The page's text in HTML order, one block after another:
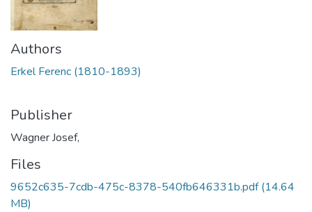
Authors
Erkel Ferenc (1810-1893)
Publisher
Wagner Josef,
Files
9652c635-7cdb-475c-8378-540fb646331b.pdf(14.64
MB)